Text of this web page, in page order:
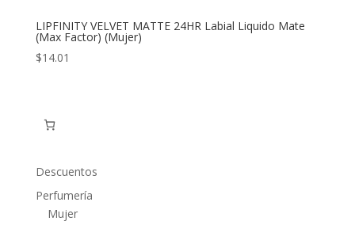
LIPFINITY VELVET MATTE 24HR Labial Liquido Mate
(Max Factor) (Mujer)
$14.01
Descuentos
Perfumería
Mujer